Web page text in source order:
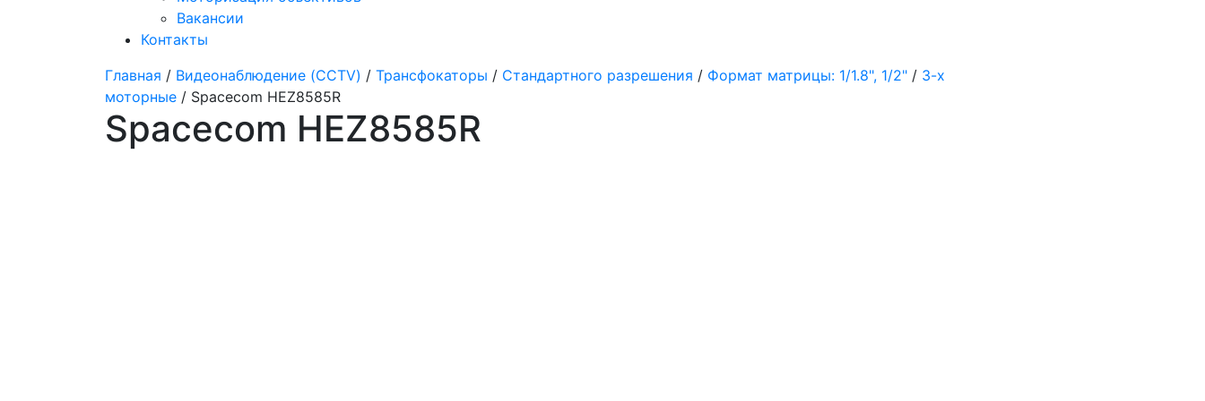
Вакансии
Контакты
Главная / Видеонаблюдение (CCTV) / Трансфокаторы / Стандартного разрешения / Формат матрицы: 1/1.8", 1/2" / 3-х
моторные / Spacecom HEZ8585R
Spacecom HEZ8585R